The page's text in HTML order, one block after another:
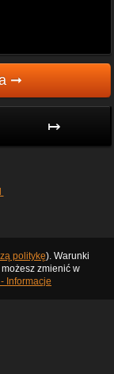
➞
↦
politykę). Warunki
zmienić w
Informacje